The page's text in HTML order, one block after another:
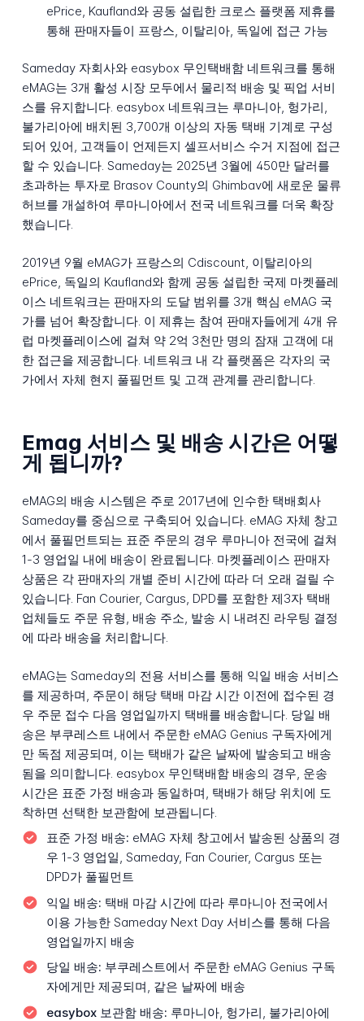
ePrice, Kaufland와 공동 설립한 크로스 플랫폼 제휴를
통해 판매자들이 프랑스, 이탈리아, 독일에 접근 가능
Sameday 자회사와 easybox 무인택배함 네트워크를 통해
eMAG는 3개 활성 시장 모두에서 물리적 배송 및 픽업 서비
스를 유지합니다. easybox 네트워크는 루마니아, 헝가리,
불가리아에 배치된 3,700개 이상의 자동 택배 기계로 구성
되어 있어, 고객들이 언제든지 셀프서비스 수거 지점에 접근
할 수 있습니다. Sameday는 2025년 3월에 450만 달러를
초과하는 투자로 Brasov County의 Ghimbav에 새로운 물류
허브를 개설하여 루마니아에서 전국 네트워크를 더욱 확장
했습니다.
2019년 9월 eMAG가 프랑스의 Cdiscount, 이탈리아의
ePrice, 독일의 Kaufland와 함께 공동 설립한 국제 마켓플레
이스 네트워크는 판매자의 도달 범위를 3개 핵심 eMAG 국
가를 넘어 확장합니다. 이 제휴는 참여 판매자들에게 4개 유
럽 마켓플레이스에 걸쳐 약 2억 3천만 명의 잠재 고객에 대
한 접근을 제공합니다. 네트워크 내 각 플랫폼은 각자의 국
가에서 자체 현지 풀필먼트 및 고객 관계를 관리합니다.
Emag 서비스 및 배송 시간은 어떻
게 됩니까?
eMAG의 배송 시스템은 주로 2017년에 인수한 택배회사
Sameday를 중심으로 구축되어 있습니다. eMAG 자체 창고
에서 풀필먼트되는 표준 주문의 경우 루마니아 전국에 걸쳐
1-3 영업일 내에 배송이 완료됩니다. 마켓플레이스 판매자
상품은 각 판매자의 개별 준비 시간에 따라 더 오래 걸릴 수
있습니다. Fan Courier, Cargus, DPD를 포함한 제3자 택배
업체들도 주문 유형, 배송 주소, 발송 시 내려진 라우팅 결정
에 따라 배송을 처리합니다.
eMAG는 Sameday의 전용 서비스를 통해 익일 배송 서비스
를 제공하며, 주문이 해당 택배 마감 시간 이전에 접수된 경
우 주문 접수 다음 영업일까지 택배를 배송합니다. 당일 배
송은 부쿠레스트 내에서 주문한 eMAG Genius 구독자에게
만 독점 제공되며, 이는 택배가 같은 날짜에 발송되고 배송
됨을 의미합니다. easybox 무인택배함 배송의 경우, 운송
시간은 표준 가정 배송과 동일하며, 택배가 해당 위치에 도
착하면 선택한 보관함에 보관됩니다.
표준 가정 배송: eMAG 자체 창고에서 발송된 상품의 경
우 1-3 영업일, Sameday, Fan Courier, Cargus 또는
DPD가 풀필먼트
익일 배송: 택배 마감 시간에 따라 루마니아 전국에서
이용 가능한 Sameday Next Day 서비스를 통해 다음
영업일까지 배송
당일 배송: 부쿠레스트에서 주문한 eMAG Genius 구독
자에게만 제공되며, 같은 날짜에 배송
easybox 보관함 배송: 루마니아, 헝가리, 불가리아에